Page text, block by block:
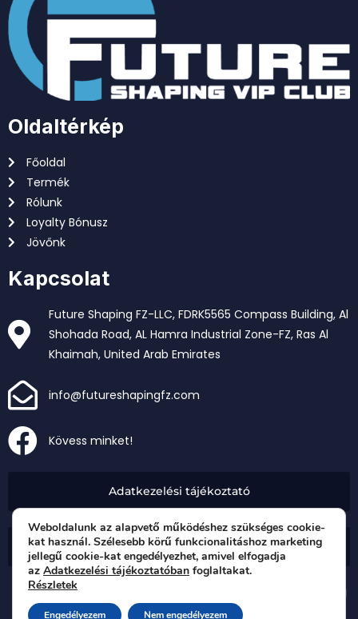
Oldaltérkép
Főoldal
Termék
Rólunk
Loyalty Bónusz
Jövőnk
Kapcsolat
Future Shaping FZ-LLC, FDRK5565 Compass Building, Al
Shohada Road, AL Hamra Industrial Zone-FZ, Ras Al
Khaimah, United Arab Emirates
info@futureshapingfz.com
Kövess minket!
Adatkezelési tájékoztató
Impresszum
Copyright © 2024 Future Shaping FZ-LLC | Minden jog
fenntartva
Weboldalunk az alapvető működéshez szükséges cookie-
kat használ. Szélesebb körű funkcionalitáshoz marketing
jellegű cookie-kat engedélyezhet, amivel elfogadja
az Adatkezelési tájékoztatóban foglaltakat.
Részletek
Engedélyezem Nem engedélyezem